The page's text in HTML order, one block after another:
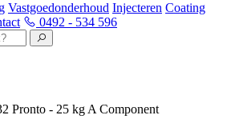
Vastgoedonderhoud Injecteren Coating
0492 - 534 596
Pronto - 25 kg A Component